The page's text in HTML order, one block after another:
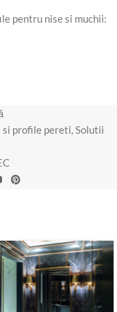
pentru nise si muchii:
profile pereti,Solutii